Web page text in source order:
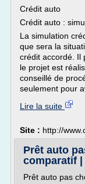
Crédit auto
Crédit auto :
La simulation
que sera la
crédit accordé. Il
le projet est
conseillé de
seulement pour
Lire la suite
Site : http://
Prêt auto
comparatif |
Prêt auto pas